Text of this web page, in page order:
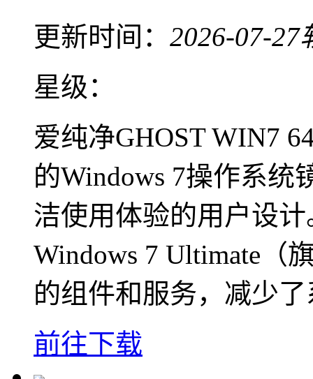
更新时间： 2026-07-27
星级：
爱纯净GHOST WIN7
的Windows 7操作系统
洁使用体验的用户设
Windows 7 Ultimate（
的组件和服务，减少
前往下载